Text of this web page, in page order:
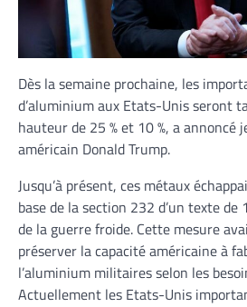
Dès la semaine prochaine, les
d’aluminium aux Etats-Unis seront
hauteur de 25 % et 10 %, a annoncé
américain Donald Trump.
Jusqu’à présent, ces métaux
base de la section 232 d’un texte de
de la guerre froide. Cette mesure
préserver la capacité américaine à
l’aluminium militaires selon les
Actuellement les Etats-Unis